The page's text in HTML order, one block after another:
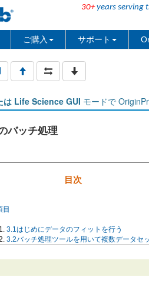
30+years serving
ご購入 サポート
は Life Science GUI モードで
バッチ処理
目次
目
3.1はじめにデータのフィットを行う
3.2バッチ処理ツールを用いて複数データセ